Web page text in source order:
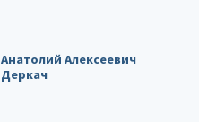
Анатолий Алексеевич
Деркач